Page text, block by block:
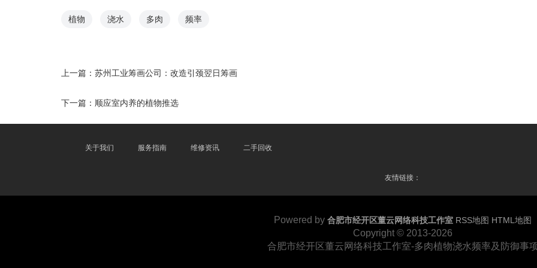
植物 浇水 多肉 频率
上一篇： 苏州工业筹画公司：改造引颈翌日筹画
下一篇： 顺应室内养的植物推选
关于我们 服务指南 维修资讯 二手回收
友情链接：
Powered by 合肥市经开区董云网络科技工作室 RSS地图 HTML地图
Copyright © 2013-2026
合肥市经开区董云网络科技工作室-多肉植物浇水频率及防御事